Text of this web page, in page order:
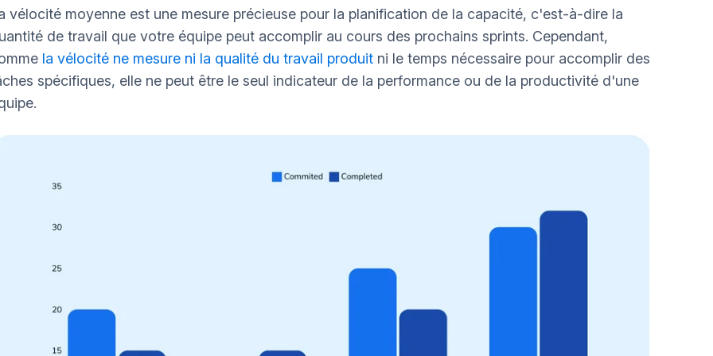
vélocité moyenne est une mesure précieuse pour la planification de la capacité, c'est-à-dire la
de travail que votre équipe peut accomplir au cours des prochains sprints. Cependant,
la vélocité ne mesure ni la qualité du travail produitni le temps nécessaire pour accomplir des
spécifiques, elle ne peut être le seul indicateur de la performance ou de la productivité d'une